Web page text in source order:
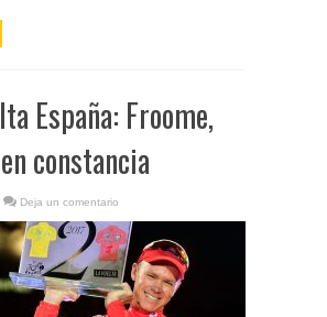
España: Froome,
constancia
Deja un comentario